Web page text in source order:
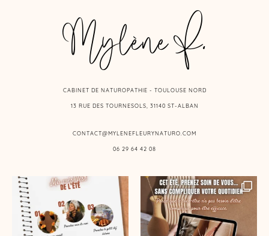
Mylène F.
CABINET DE NATUROPATHIE - TOULOUSE NORD
13 RUE DES TOURNESOLS, 31140 ST-ALBAN
CONTACT@MYLENEFLEURYNATURO.COM
06 29 64 42 08